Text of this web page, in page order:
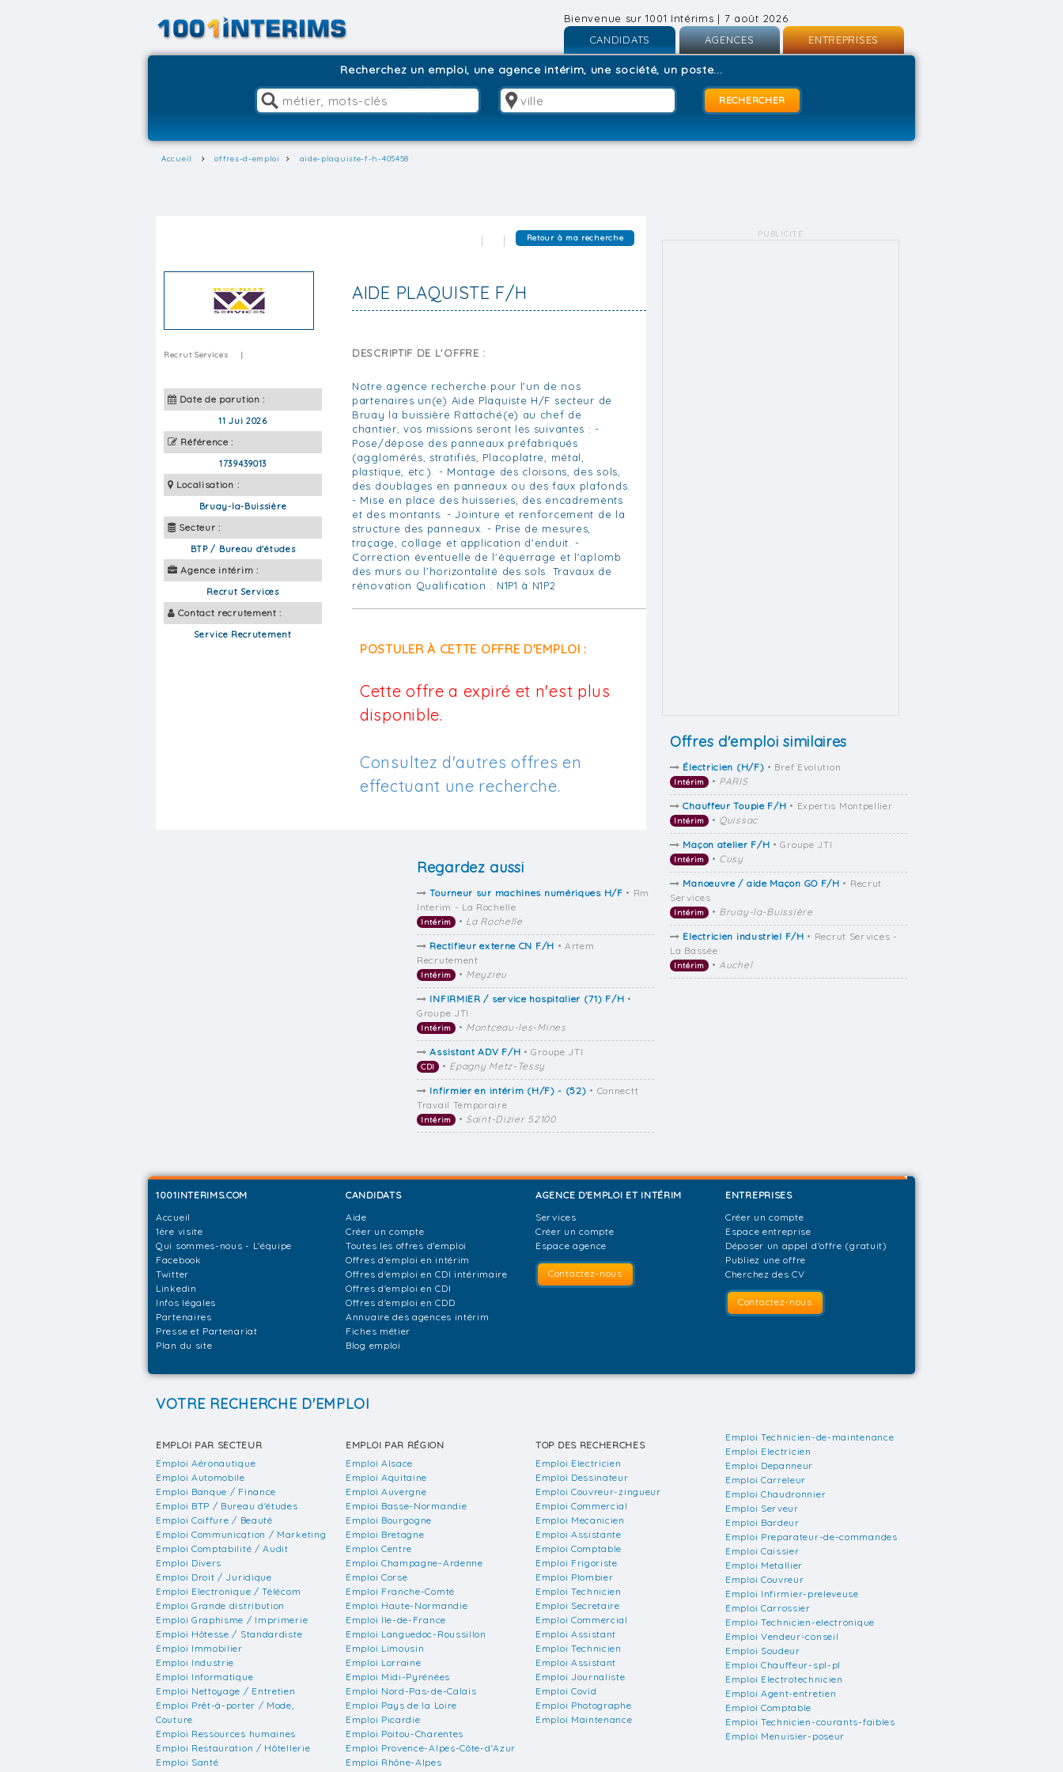
Bienvenue sur 1001 Intérims | 7 août 2026
CANDIDATS
Inscription
AGENCES
Inscription
Connexion
ENTREPRISES
Recherchez un emploi, une agence intérim, une société, un poste...
Accueil offres-d-emploi aide-plaquiste-f-h-405458
Retour à ma recherche
AIDE PLAQUISTE F/H
Recrut Services |
Date de parution :
11 Jui 2026
Référence :
1739439013
Localisation :
Bruay-la-Buissière
Secteur :
BTP / Bureau d'études
Agence intérim :
Recrut Services
Contact recrutement :
Service Recrutement
DESCRIPTIF DE L'OFFRE :
Notre agence recherche pour l'un de nos
partenaires un(e) Aide Plaquiste H/F secteur de
Bruay la buissière Rattaché(e) au chef de
chantier, vos missions seront les suivantes : -
Pose/dépose des panneaux préfabriqués
(agglomérés, stratifiés, Placoplatre, métal,
plastique, etc.). - Montage des cloisons, des sols,
des doublages en panneaux ou des faux plafonds.
- Mise en place des huisseries, des encadrements
et des montants. - Jointure et renforcement de la
structure des panneaux. - Prise de mesures,
traçage, collage et application d'enduit. -
Correction éventuelle de l'équerrage et l'aplomb
des murs ou l'horizontalité des sols. Travaux de
rénovation Qualification : N1P1 à N1P2
POSTULER À CETTE OFFRE D'EMPLOI :
Cette offre a expiré et n'est plus
disponible.
Consultez d'autres offres en
effectuant une recherche.
PUBLICITÉ
Offres d'emploi similaires
Électricien (H/F) • Bref Evolution
Intérim • PARIS
Chauffeur Toupie F/H • Expertis Montpellier
Intérim • Quissac
Maçon atelier F/H • Groupe JTI
Intérim • Cusy
Manoeuvre / aide Maçon GO F/H • Recrut
Services
Intérim • Bruay-la-Buissière
Electricien industriel F/H • Recrut Services -
La Bassée
Intérim •Auchel
Regardez aussi
Tourneur sur machines numériques H/F • Rm
Interim - La Rochelle
Intérim • La Rochelle
Rectifieur externe CN F/H • Artem
Recrutement
Intérim • Meyzieu
INFIRMIER / service hospitalier (71) F/H •
Groupe JTI
Intérim • Montceau-les-Mines
Assistant ADV F/H • Groupe JTI
CDI • Epagny Metz-Tessy
Infirmier en intérim (H/F) - (52) • Connectt
Travail Temporaire
Intérim • Saint-Dizier 52100
1001INTERIMS.COM
Accueil
1ère visite
Qui sommes-nous - L'équipe
Facebook
Twitter
Linkedin
Infos légales
Partenaires
Presse et Partenariat
Plan du site
CANDIDATS
Aide
Créer un compte
Toutes les offres d'emploi
Offres d'emploi en intérim
Offres d'emploi en CDI intérimaire
Offres d'emploi en CDI
Offres d'emploi en CDD
Annuaire des agences intérim
Fiches métier
Blog emploi
AGENCE D'EMPLOI ET INTÉRIM
Services
Créer un compte
Espace agence
Contactez-nous
ENTREPRISES
Créer un compte
Espace entreprise
Déposer un appel d'offre (gratuit)
Publiez une offre
Cherchez des CV
Contactez-nous
VOTRE RECHERCHE D'EMPLOI
EMPLOI PAR SECTEUR
Emploi Aéronautique
Emploi Automobile
Emploi Banque / Finance
Emploi BTP / Bureau d'études
Emploi Coiffure / Beauté
Emploi Communication / Marketing
Emploi Comptabilité / Audit
Emploi Divers
Emploi Droit / Juridique
Emploi Electronique / Télécom
Emploi Grande distribution
Emploi Graphisme / Imprimerie
Emploi Hôtesse / Standardiste
Emploi Immobilier
Emploi Industrie
Emploi Informatique
Emploi Nettoyage / Entretien
Emploi Prêt-à-porter / Mode,
Couture
Emploi Ressources humaines
Emploi Restauration / Hôtellerie
Emploi Santé
EMPLOI PAR RÉGION
Emploi Alsace
Emploi Aquitaine
Emploi Auvergne
Emploi Basse-Normandie
Emploi Bourgogne
Emploi Bretagne
Emploi Centre
Emploi Champagne-Ardenne
Emploi Corse
Emploi Franche-Comté
Emploi Haute-Normandie
Emploi Ile-de-France
Emploi Languedoc-Roussillon
Emploi Limousin
Emploi Lorraine
Emploi Midi-Pyrénées
Emploi Nord-Pas-de-Calais
Emploi Pays de la Loire
Emploi Picardie
Emploi Poitou-Charentes
Emploi Provence-Alpes-Côte-d'Azur
Emploi Rhône-Alpes
TOP DES RECHERCHES
Emploi Electricien
Emploi Dessinateur
Emploi Couvreur-zingueur
Emploi Commercial
Emploi Mecanicien
Emploi Assistante
Emploi Comptable
Emploi Frigoriste
Emploi Plombier
Emploi Technicien
Emploi Secretaire
Emploi Commercial
Emploi Assistant
Emploi Technicien
Emploi Assistant
Emploi Journaliste
Emploi Covid
Emploi Photographe
Emploi Maintenance
Emploi Technicien-de-maintenance
Emploi Electricien
Emploi Depanneur
Emploi Carreleur
Emploi Chaudronnier
Emploi Serveur
Emploi Bardeur
Emploi Preparateur-de-commandes
Emploi Caissier
Emploi Metallier
Emploi Couvreur
Emploi Infirmier-preleveuse
Emploi Carrossier
Emploi Technicien-electronique
Emploi Vendeur-conseil
Emploi Soudeur
Emploi Chauffeur-spl-pl
Emploi Electrotechnicien
Emploi Agent-entretien
Emploi Comptable
Emploi Technicien-courants-faibles
Emploi Menuisier-poseur